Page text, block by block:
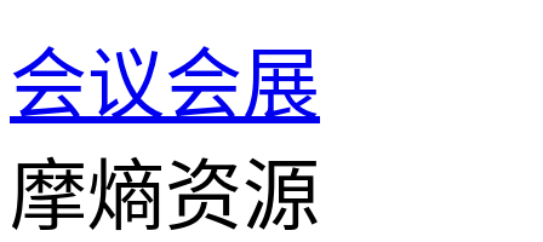
会议会展
摩熵资源